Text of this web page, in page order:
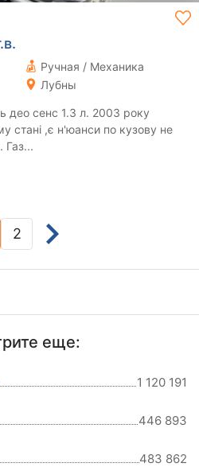
Ручная / Механика
Лубны
део сенс 1.3 л. 2003 року
стані ,є н'юанси по кузову не
Газ...
2
еще:
1 120 191
446 893
483 862